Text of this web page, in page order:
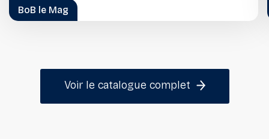
BoB le Mag
Voir le catalogue complet